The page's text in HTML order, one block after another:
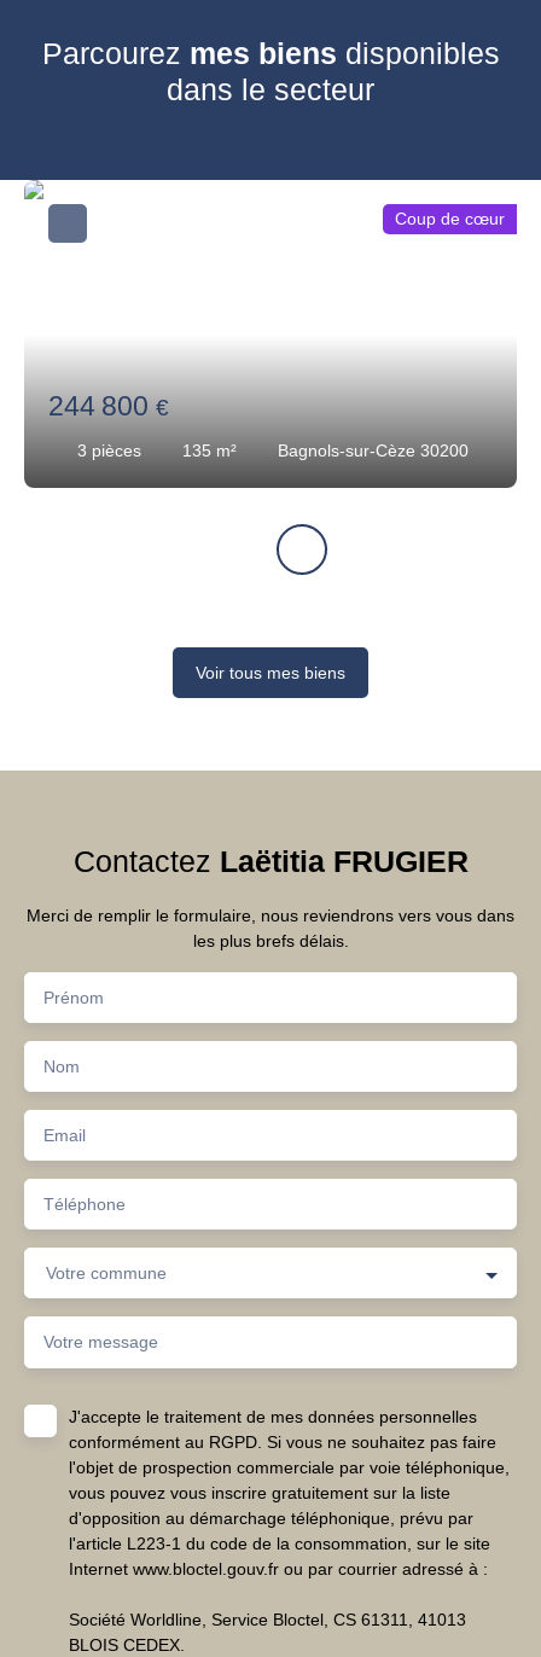
Parcourez mes biens disponibles
dans le secteur
244 800 €
3 pièces 135 m² Bagnols-sur-Cèze 30200
Coup de cœur
Voir tous mes biens
Contactez Laëtitia FRUGIER
Merci de remplir le formulaire, nous reviendrons vers vous dans
les plus brefs délais.
Prénom
Nom
Email
Téléphone
Votre commune
Votre message
J'accepte le traitement de mes données personnelles
conformément au RGPD. Si vous ne souhaitez pas faire
l'objet de prospection commerciale par voie téléphonique,
vous pouvez vous inscrire gratuitement sur la liste
d'opposition au démarchage téléphonique, prévu par
l'article L223-1 du code de la consommation, sur le site
Internet www.bloctel.gouv.fr ou par courrier adressé à :
Société Worldline, Service Bloctel, CS 61311, 41013
BLOIS CEDEX.